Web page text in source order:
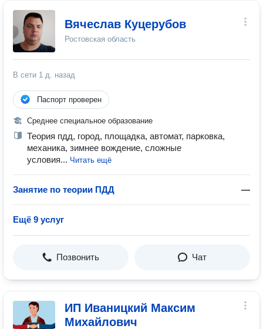
Вячеслав Куцерубов
Ростовская область
В сети 1 д. назад
Паспорт проверен
Среднее специальное образование
Теория пдд, город, площадка, автомат, парковка,
механика, зимнее вождение, сложные
условия... Читать ещё
Занятие по теории ПДД —
Ещё 9 услуг
Позвонить Чат
ИП Иваницкий Максим
Михайлович